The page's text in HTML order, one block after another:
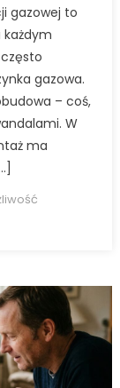
gazowej to
gazowa.
– coś,
W
ma